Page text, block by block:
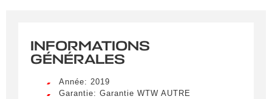
INFORMATIONS
GÉNÉRALES
Année: 2019
Garantie: Garantie WTW AUTRE